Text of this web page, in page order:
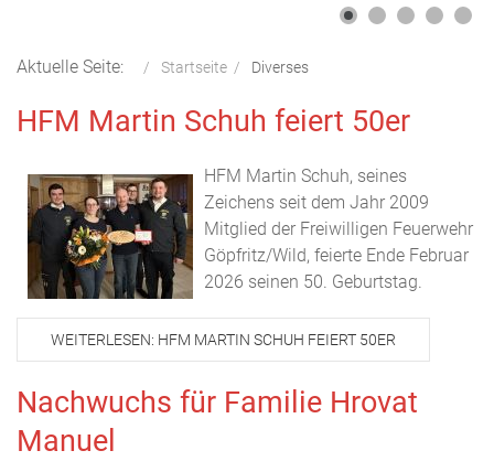
Aktuelle Seite: Startseite Diverses
HFM Martin Schuh feiert 50er
HFM Martin Schuh, seines
Zeichens seit dem Jahr 2009
Mitglied der Freiwilligen Feuerwehr
Göpfritz/Wild, feierte Ende Februar
2026 seinen 50. Geburtstag.
WEITERLESEN: HFM MARTIN SCHUH FEIERT 50ER
Nachwuchs für Familie Hrovat
Manuel